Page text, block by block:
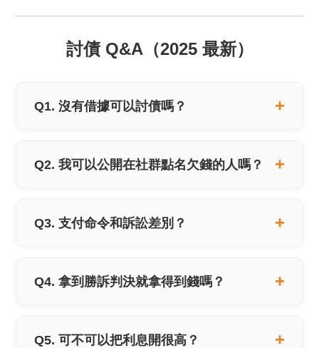
討債 Q&A（2025 最新）
Q1. 沒有借據可以討債嗎？
Q2. 我可以公開在社群點名欠錢的人嗎？
Q3. 支付命令和訴訟差別？
Q4. 拿到勝訴判決就拿得到錢嗎？
Q5. 可不可以把利息開很高？